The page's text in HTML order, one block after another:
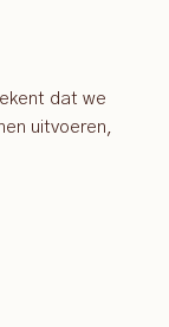
dat we
uitvoeren,